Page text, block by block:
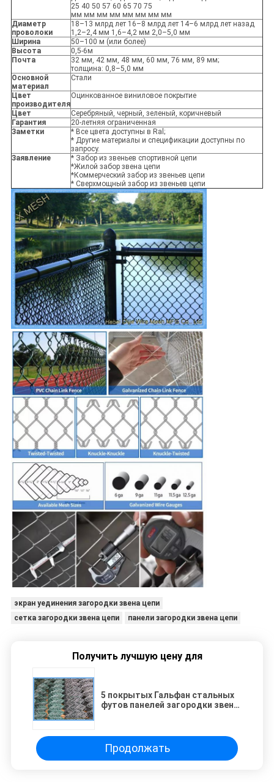
25 40 50 57 60 65 70 75
мм мм мм мм мм мм мм мм
Диаметр
проволоки
18–13 млрд лет 16–8 млрд лет 14–6 млрд лет назад
1,2–2,4 мм 1,6–4,2 мм 2,0–5,0 мм
Ширина
50–100 м (или более)
Высота
0,5-6м
Почта
32 мм, 42 мм, 48 мм, 60 мм, 76 мм, 89 мм;
толщина: 0,8–5,0 мм
Основной
материал
Стали
Цвет
производителя
Оцинкованное виниловое покрытие
Цвет
Серебряный, черный, зеленый, коричневый
Гарантия
20-летняя ограниченная
Заметки
* Все цвета доступны в Ral;
* Другие материалы и спецификации доступны по
запросу.
Заявление
* Забор из звеньев спортивной цепи
*Жилой забор звена цепи
*Коммерческий забор из звеньев цепи
* Сверхмощный забор из звеньев цепи
экран уединения загородки звена цепи
сетка загородки звена цепи
панели загородки звена цепи
Получить лучшую цену для
5 покрытых Гальфан стальных
футов панелей загородки звена
Продолжать